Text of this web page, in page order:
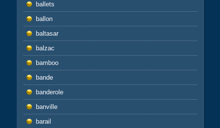
ballets
ballon
baltasar
balzac
bamboo
bande
banderole
banville
barail